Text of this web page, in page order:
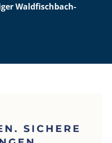
Waldfischbach-